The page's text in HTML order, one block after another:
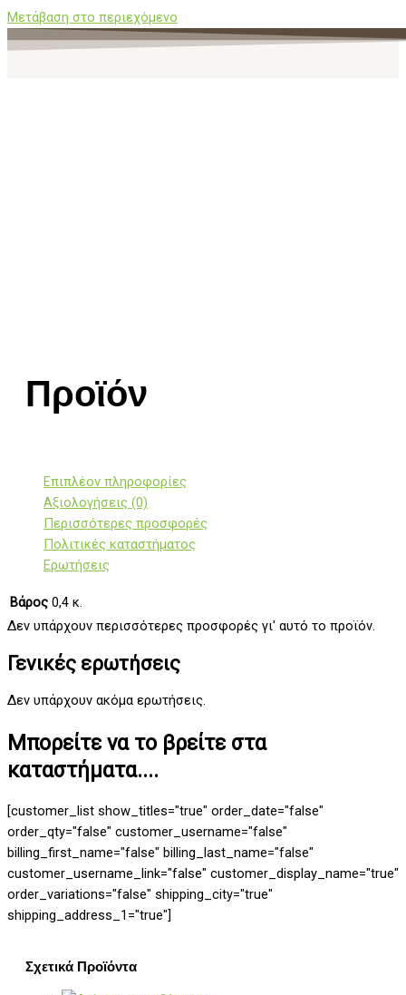
Μετάβαση στο περιεχόμενο
Προϊόν
Επιπλέον πληροφορίες
Αξιολογήσεις (0)
Περισσότερες προσφορές
Πολιτικές καταστήματος
Ερωτήσεις
Βάρος 0,4 κ.
Δεν υπάρχουν περισσότερες προσφορές γι' αυτό το προϊόν.
Γενικές ερωτήσεις
Δεν υπάρχουν ακόμα ερωτήσεις.
Μπορείτε να το βρείτε στα
καταστήματα....
[customer_list show_titles="true" order_date="false"
order_qty="false" customer_username="false"
billing_first_name="false" billing_last_name="false"
customer_username_link="false" customer_display_name="true"
order_variations="false" shipping_city="true"
shipping_address_1="true"]
Σχετικά Προϊόντα